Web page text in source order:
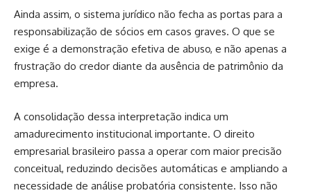
Ainda assim, o sistema jurídico não fecha as portas para a
responsabilização de sócios em casos graves. O que se
exige é a demonstração efetiva de abuso, e não apenas a
frustração do credor diante da ausência de patrimônio da
empresa.
A consolidação dessa interpretação indica um
amadurecimento institucional importante. O direito
empresarial brasileiro passa a operar com maior precisão
conceitual, reduzindo decisões automáticas e ampliando a
necessidade de análise probatória consistente. Isso não